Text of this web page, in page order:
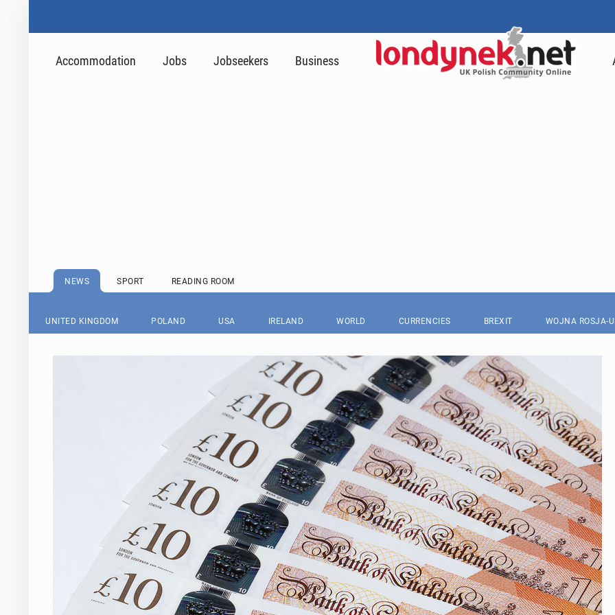
Accommodation Jobs Jobseekers Business
NEWS SPORT READING ROOM
UNITED KINGDOM POLAND USA IRELAND WORLD CURRENCIES BREXIT WOJNA ROSJA-